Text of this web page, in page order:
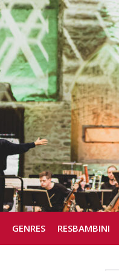
GENRES RESBAMBINI